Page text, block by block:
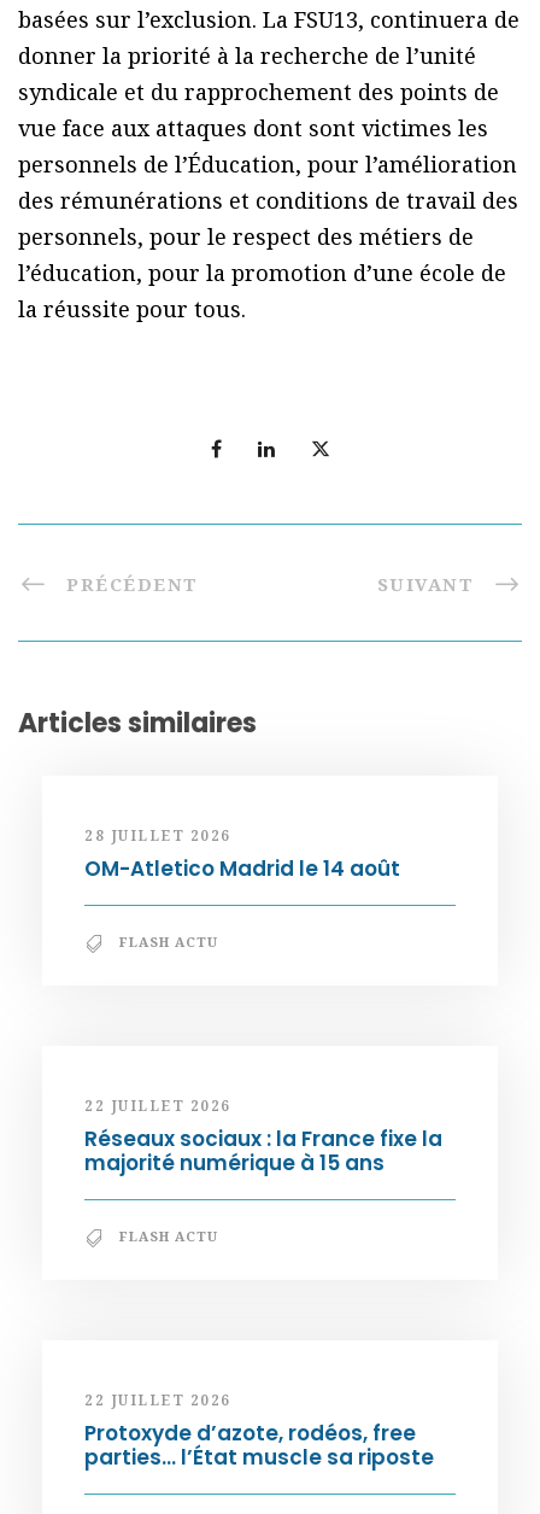
basées sur l’exclusion. La FSU13, continuera de
donner la priorité à la recherche de l’unité
syndicale et du rapprochement des points de
vue face aux attaques dont sont victimes les
personnels de l’Éducation, pour l’amélioration
des rémunérations et conditions de travail des
personnels, pour le respect des métiers de
l’éducation, pour la promotion d’une école de
la réussite pour tous.
PRÉCÉDENT SUIVANT
Articles similaires
28 JUILLET 2026
OM-Atletico Madrid le 14 août
FLASH ACTU
22 JUILLET 2026
Réseaux sociaux : la France fixe la
majorité numérique à 15 ans
FLASH ACTU
22 JUILLET 2026
Protoxyde d’azote, rodéos, free
parties… l’État muscle sa riposte